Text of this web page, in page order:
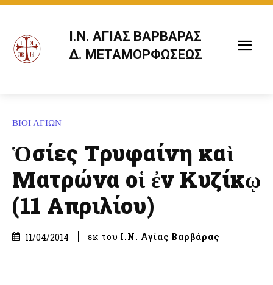
Ι.Ν. ΑΓΙΑΣ ΒΑΡΒΑΡΑΣ
Δ. ΜΕΤΑΜΟΡΦΩΣΕΩΣ
ΒΙΟΙ ΑΓΙΩΝ
Ὁσίες Τρυφαίνη καὶ
Ματρώνα οἱ ἐν Κυζίκῳ
(11 Απριλίου)
11/04/2014 εκ του Ι.Ν. Αγίας Βαρβάρας